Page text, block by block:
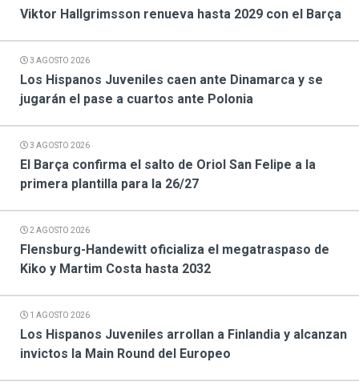
Viktor Hallgrimsson renueva hasta 2029 con el Barça
3 AGOSTO 2026
Los Hispanos Juveniles caen ante Dinamarca y se
jugarán el pase a cuartos ante Polonia
3 AGOSTO 2026
El Barça confirma el salto de Oriol San Felipe a la
primera plantilla para la 26/27
2 AGOSTO 2026
Flensburg-Handewitt oficializa el megatraspaso de
Kiko y Martim Costa hasta 2032
1 AGOSTO 2026
Los Hispanos Juveniles arrollan a Finlandia y alcanzan
invictos la Main Round del Europeo